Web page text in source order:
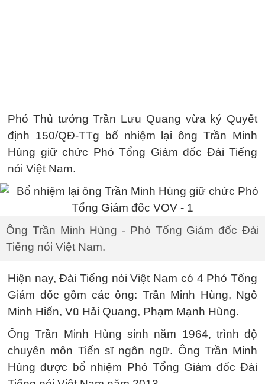
Phó Thủ tướng Trần Lưu Quang vừa ký Quyết
định 150/QĐ-TTg bổ nhiệm lại ông Trần Minh
Hùng giữ chức Phó Tổng Giám đốc Đài Tiếng
nói Việt Nam.
Ông Trần Minh Hùng - Phó Tổng Giám đốc Đài
Tiếng nói Việt Nam.
Hiện nay, Đài Tiếng nói Việt Nam có 4 Phó Tổng
Giám đốc gồm các ông: Trần Minh Hùng, Ngô
Minh Hiển, Vũ Hải Quang, Phạm Mạnh Hùng.
Ông Trần Minh Hùng sinh năm 1964, trình độ
chuyên môn Tiến sĩ ngôn ngữ. Ông Trần Minh
Hùng được bổ nhiệm Phó Tổng Giám đốc Đài